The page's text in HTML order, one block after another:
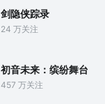
剑隐侠踪录
24 万关注
初音未来：缤纷舞台
457 万关注